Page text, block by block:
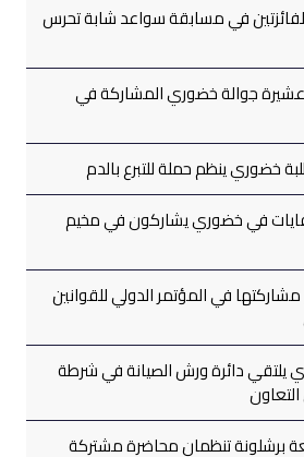
في مسابقة سواعد شابة تحرس
عشيرة جوالة خضوري المشاركة في
خضوري ينظم حملة للتبرع بالدم
في خضوري يشاركون في مخيم
في المؤتمر الدولي للقوانين
دائرة ورش الصيانة في شرطة
برشلونة تنظمان محاضرة مشتركة